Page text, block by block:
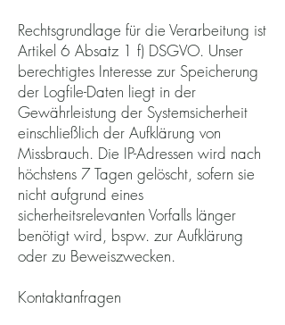
Rechtsgrundlage für die Verarbeitung ist
Artikel 6 Absatz 1 f) DSGVO. Unser
berechtigtes Interesse zur Speicherung
der Logfile-Daten liegt in der
Gewährleistung der Systemsicherheit
einschließlich der Aufklärung von
Missbrauch. Die IP-Adressen wird nach
höchstens 7 Tagen gelöscht, sofern sie
nicht aufgrund eines
sicherheitsrelevanten Vorfalls länger
benötigt wird, bspw. zur Aufklärung
oder zu Beweiszwecken.
Kontaktanfragen